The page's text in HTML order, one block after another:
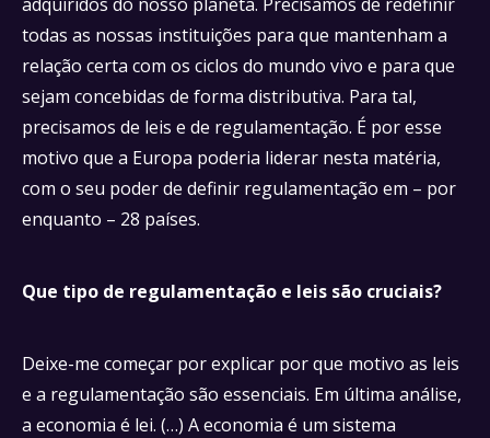
todas as nossas instituições para que mantenham a
relação certa com os ciclos do mundo vivo e para que
sejam concebidas de forma distributiva. Para tal,
precisamos de leis e de regulamentação. É por esse
motivo que a Europa poderia liderar nesta matéria,
com o seu poder de definir regulamentação em – por
enquanto – 28 países.
Que tipo de regulamentação e leis são cruciais?
Deixe-me começar por explicar por que motivo as leis
e a regulamentação são essenciais. Em última análise,
a economia é lei. (…) A economia é um sistema